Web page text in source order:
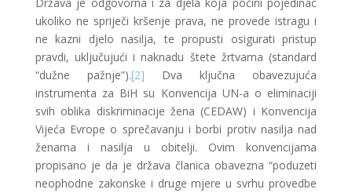
ukoliko ne spriječi kršenje prava, ne provede istragu i
ne kazni djelo nasilja, te propusti osigurati pristup
pravdi, uključujući i naknadu štete žrtvama (standard
“dužne pažnje”).[2] Dva ključna obavezujuća
instrumenta za BiH su Konvencija UN-a o eliminaciji
svih oblika diskriminacije žena (CEDAW) i Konvencija
Vijeća Evrope o sprečavanju i borbi protiv nasilja nad
ženama i nasilja u obitelji. Ovim konvencijama
propisano je da je država članica obavezna “poduzeti
neophodne zakonske i druge mjere u svrhu provedbe